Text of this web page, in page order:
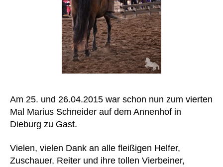
Am 25. und 26.04.2015 war schon nun zum vierten
Mal Marius Schneider auf dem Annenhof in
Dieburg zu Gast.
Vielen, vielen Dank an alle fleißigen Helfer,
Zuschauer, Reiter und ihre tollen Vierbeiner,